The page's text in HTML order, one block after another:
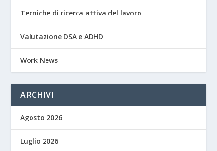
Tecniche di ricerca attiva del lavoro
Valutazione DSA e ADHD
Work News
ARCHIVI
Agosto 2026
Luglio 2026